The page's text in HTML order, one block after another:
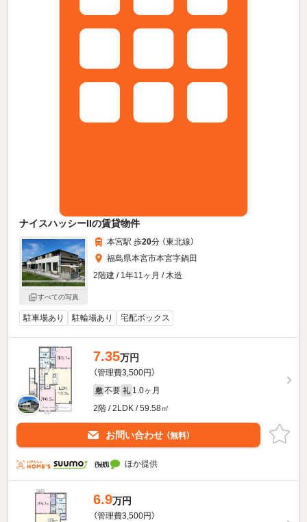
ナイスハッシーIIの賃貸物件
すべての写真
本宮駅 歩20分 （東北線）
福島県本宮市本宮字鍋田
2階建 / 1年11ヶ月 / 木造
駐車場あり 駐輪場あり 宅配ボックス
7.35万円
（管理費3,500円）
敷 不要 礼 1.0ヶ月
2階 / 2LDK / 59.58㎡
お問い合わせ （無料）
ほか提供
6.9万円
（管理費3,500円）